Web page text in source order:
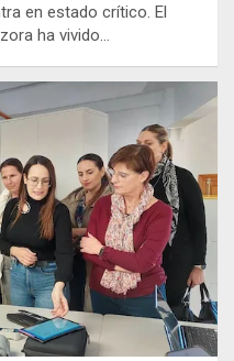
en estado crítico. El
ha vivido…